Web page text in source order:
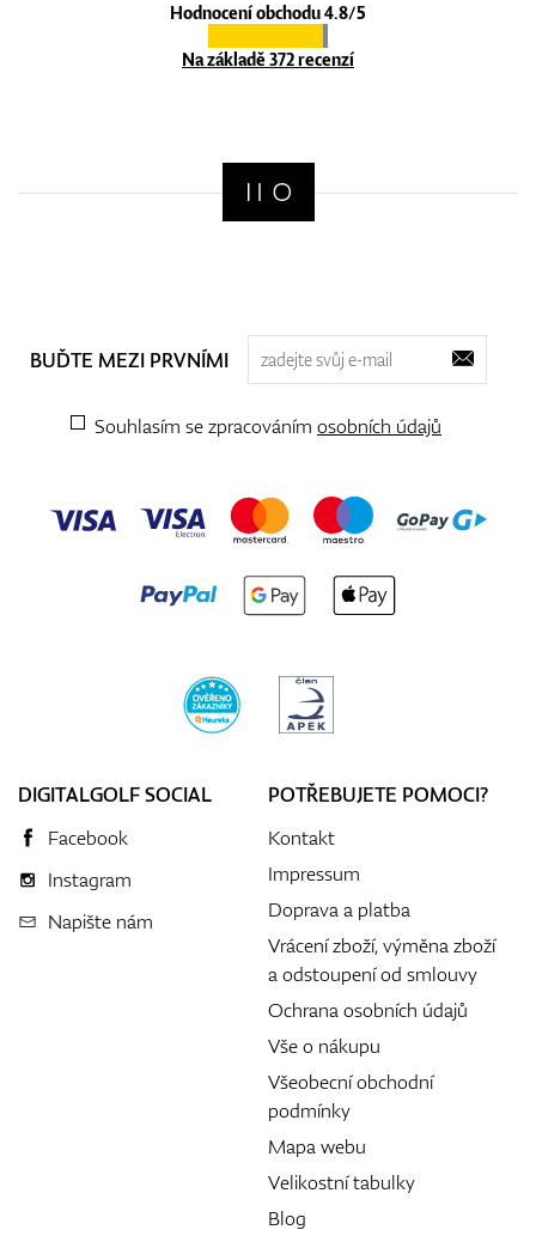
Hodnocení obchodu 4.8/5
Na základě 372 recenzí
BUĎTE MEZI PRVNÍMI
Souhlasím se zpracováním osobních údajů
DIGITALGOLF SOCIAL
Facebook
Instagram
Napište nám
POTŘEBUJETE POMOCI?
Kontakt
Impressum
Doprava a platba
Vrácení zboží, výměna zboží
a odstoupení od smlouvy
Ochrana osobních údajů
Vše o nákupu
Všeobecní obchodní
podmínky
Mapa webu
Velikostní tabulky
Blog